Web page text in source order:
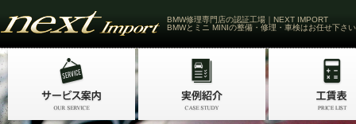
BMW修理専門店の認証工場｜NEXT IMPORT
BMWとミニ MINIの整備・修理・車検はお任せ下さい